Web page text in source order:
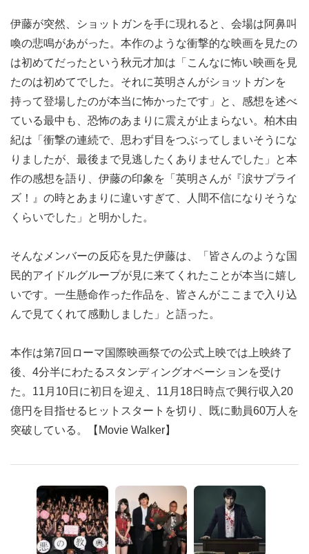
伊藤が突然、ショットガンを手に現れると、会場は阿鼻叫
喚の悲鳴があがった。本作のような衝撃的な映画を見たの
は初めてだったという秋元才加は「こんなに怖い映画を見
たのは初めてでした。それに英明さんがショットガンを
持って登場したのが本当に怖かったです」と、感想を述べ
ている最中も、恐怖のあまりに震えが止まらない。柏木由
紀は「衝撃の連続で、思わず目をつぶってしまいそうにな
りましたが、最後まで見逃したくありませんでした」と本
作の感想を語り、伊藤の印象を「英明さんが『涙サプライ
ズ！』の時とあまりに違いすぎて、人間不信になりそうな
くらいでした」と明かした。
そんなメンバーの反応を見た伊藤は、「皆さんのような国
民的アイドルグループが見に来てくれたことが本当に嬉し
いです。一生懸命作った作品を、皆さんがここまで入り込
んで見てくれて感動しました」と語った。
本作は第7回ローマ国際映画祭での公式上映では上映終了
後、4分半にわたるスタンディングオベーションを受け
た。11月10日に初日を迎え、11月18日時点で興行収入20
億円を目指せるヒットスタートを切り、既に動員60万人を
突破している。【Movie Walker】